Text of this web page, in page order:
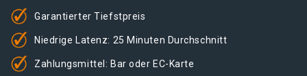
Garantierter Tiefstpreis
Niedrige Latenz: 25 Minuten Durchschnitt
Zahlungsmittel: Bar oder EC-Karte